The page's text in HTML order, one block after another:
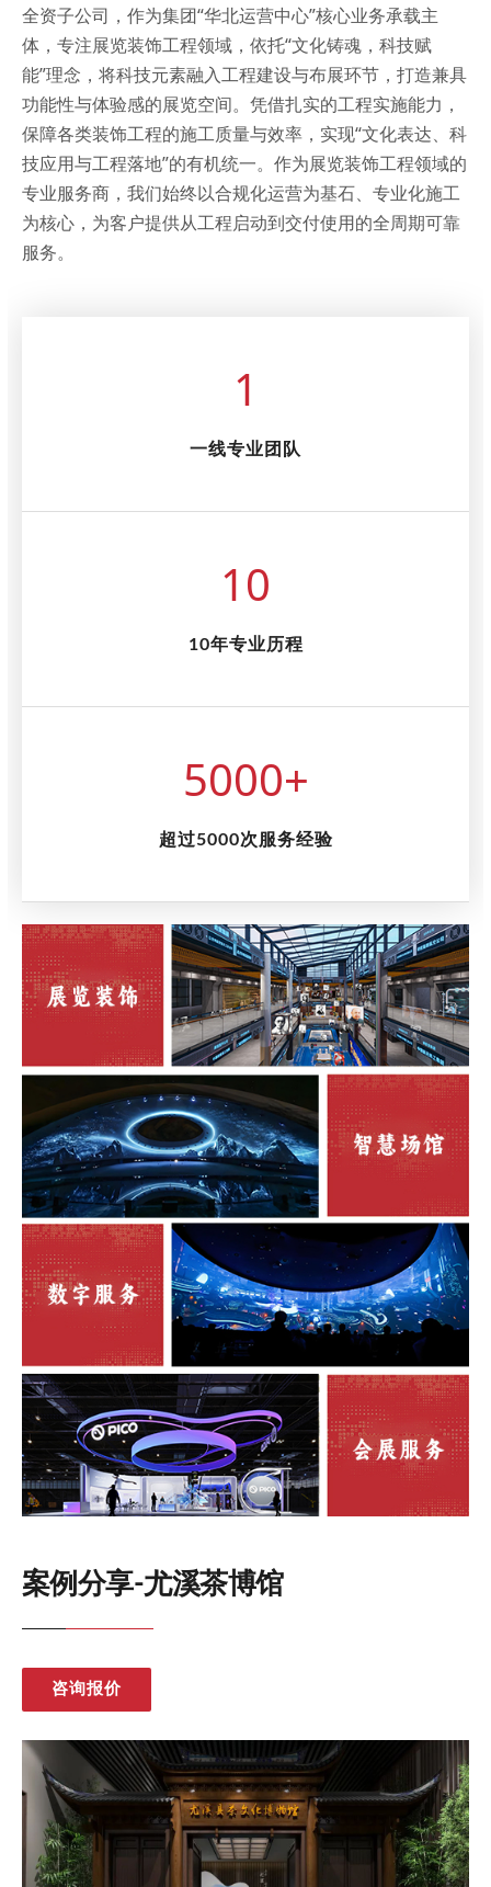
全资子公司，作为集团“华北运营中心”核心业务承载主
体，专注展览装饰工程领域，依托“文化铸魂，科技赋
能”理念，将科技元素融入工程建设与布展环节，打造兼具
功能性与体验感的展览空间。凭借扎实的工程实施能力，
保障各类装饰工程的施工质量与效率，实现“文化表达、科
技应用与工程落地”的有机统一。作为展览装饰工程领域的
专业服务商，我们始终以合规化运营为基石、专业化施工
为核心，为客户提供从工程启动到交付使用的全周期可靠
服务。
1
一线专业团队
10
10年专业历程
5000+
超过5000次服务经验
案例分享-尤溪茶博馆
咨询报价